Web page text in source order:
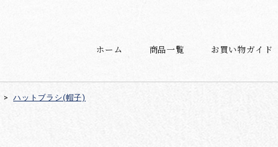
ホーム 商品一覧 お買い物ガイド
> ハットブラシ(帽子)